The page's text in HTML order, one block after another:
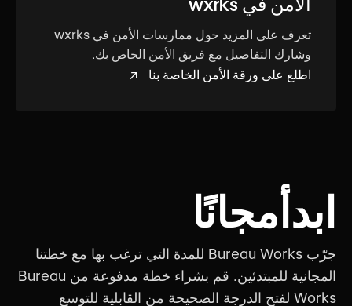
تعرف على المزيد حول ممارسات الأمن في wxrks
وشارك التفاصيل مع فريق الأمن الخاص بك.
اطلع على ورقة الأمن الخاصة بنا ↗
ابدأمجانًا
جرّب Bureau Works للمدة التي ترغب بها مع خطتنا
المجانية للمبتدئين. قم بشراء خطة مدفوعة من Bureau
Works لفتح الدرجة الصحيحة من القابلية للتوسع